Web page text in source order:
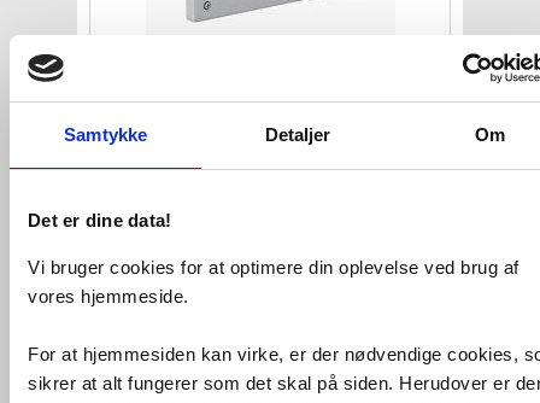
Samtykke Detaljer Om
Det er dine data!
Vi bruger cookies for at optimere din oplevelse ved brug af
vores hjemmeside.
For at hjemmesiden kan virke, er der nødvendige cookies,
sikrer at alt fungerer som det skal på siden. Herudover er
indbygning - Silver
VVS nr. EGLO-88575
Fragt 65,-
359,-